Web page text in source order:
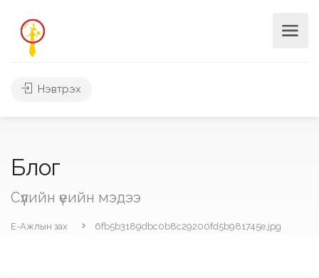
Нэвтрэх
Блог
Сүүлийн үеийн мэдээ
Е-Ажлын зах 6fb5b3189dbc0b8c29200fd5b981745e.jpg